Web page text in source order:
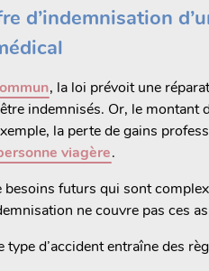
d’indemnisation
, la loi prévoit une
indemnisés. Or, le montant
la perte de gains
viagère.
besoins futurs qui sont
ne couvre pas ces
type d’accident entraîne des